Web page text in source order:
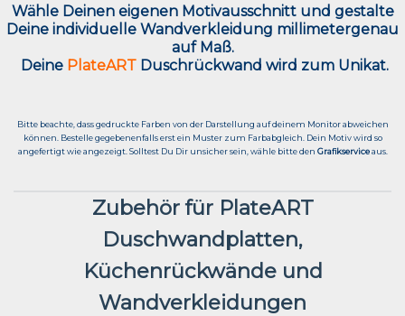
Wähle Deinen eigenen Motivausschnitt und gestalte
Deine individuelle Wandverkleidung millimetergenau
auf Maß.
Deine PlateARTDuschrückwand wird zum Unikat.
Bitte beachte, dass gedruckte Farben von der Darstellung auf deinem Monitor abweichen
können. Bestelle gegebenenfalls erst ein Muster zum Farbabgleich. Dein Motiv wird so
angefertigt wie angezeigt. Solltest Du Dir unsicher sein, wähle bitte den Grafikserviceaus.
Zubehör für PlateART
Duschwandplatten,
Küchenrückwände und
Wandverkleidungen